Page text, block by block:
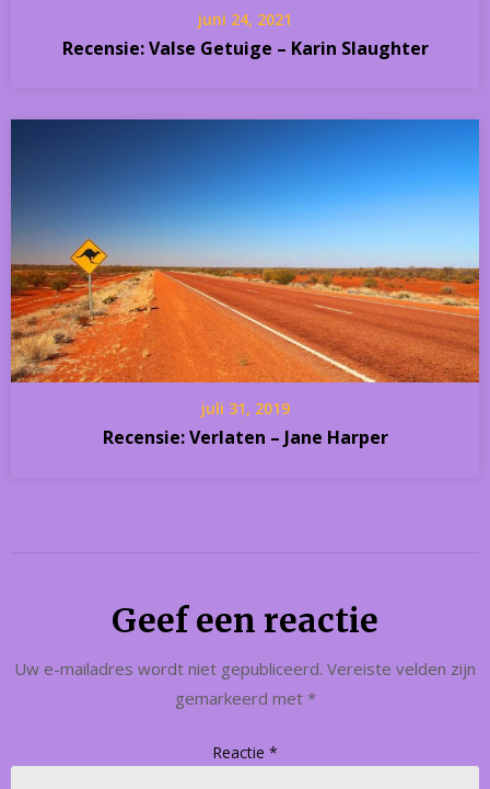
juni 24, 2021
Recensie: Valse Getuige – Karin Slaughter
juli 31, 2019
Recensie: Verlaten – Jane Harper
Geef een reactie
Uw e-mailadres wordt niet gepubliceerd. Vereiste velden zijn
gemarkeerd met *
Reactie *